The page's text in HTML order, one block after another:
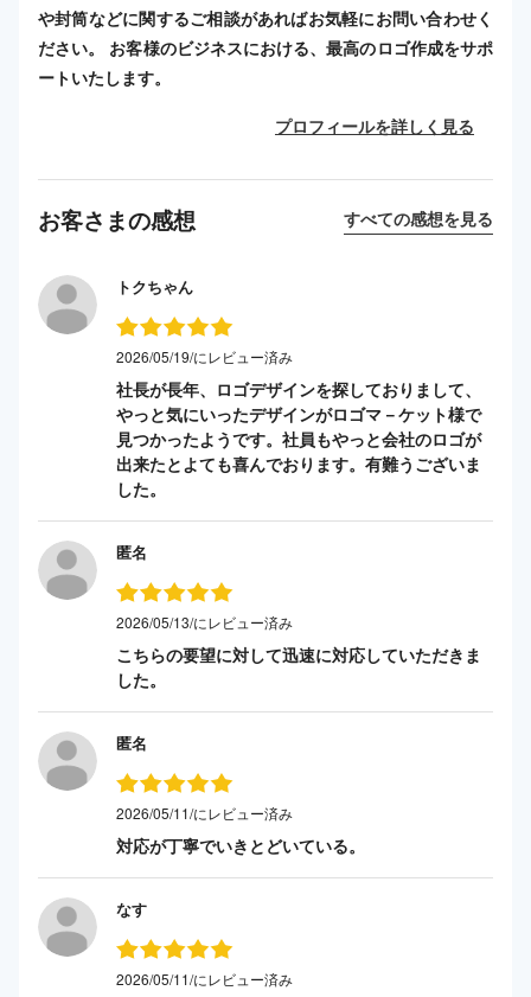
や封筒などに関するご相談があればお気軽にお問い合わせく
ださい。 お客様のビジネスにおける、最高のロゴ作成をサポ
ートいたします。
プロフィールを詳しく見る
お客さまの感想 すべての感想を見る
トクちゃん
2026/05/19/にレビュー済み
社長が長年、ロゴデザインを探しておりまして、
やっと気にいったデザインがロゴマ－ケット様で
見つかったようです。社員もやっと会社のロゴが
出来たとよても喜んでおります。有難うございま
した。
匿名
2026/05/13/にレビュー済み
こちらの要望に対して迅速に対応していただきま
した。
匿名
2026/05/11/にレビュー済み
対応が丁寧でいきとどいている。
なす
2026/05/11/にレビュー済み